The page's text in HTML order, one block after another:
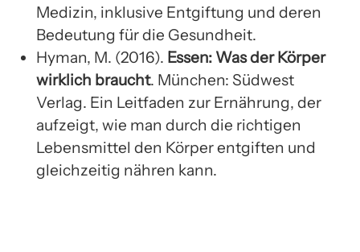
Medizin, inklusive Entgiftung und deren
Bedeutung für die Gesundheit.
Hyman, M. (2016). Essen: Was der Körper
wirklich braucht. München: Südwest
Verlag. Ein Leitfaden zur Ernährung, der
aufzeigt, wie man durch die richtigen
Lebensmittel den Körper entgiften und
gleichzeitig nähren kann.